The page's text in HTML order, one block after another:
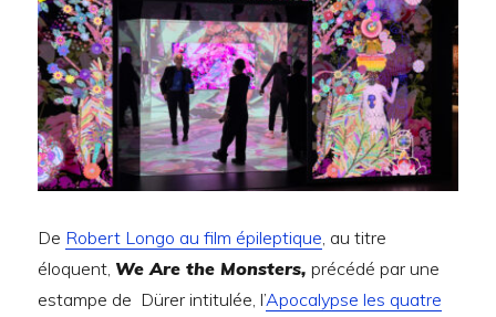
De Robert Longo au film épileptique , au titre
éloquent, We Are the Monsters,précédé par une
estampe de Dürer intitulée, l’Apocalypse les quatre